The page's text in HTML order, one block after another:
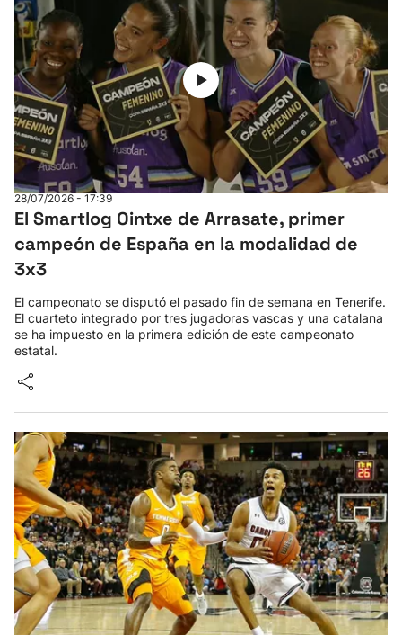
28/07/2026 - 17:39
El Smartlog Ointxe de Arrasate, primer
campeón de España en la modalidad de
3x3
El campeonato se disputó el pasado fin de semana en Tenerife.
El cuarteto integrado por tres jugadoras vascas y una catalana
se ha impuesto en la primera edición de este campeonato
estatal.